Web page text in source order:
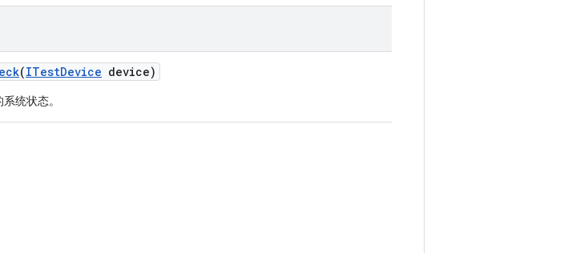
(ITestDevice device)
统状态。